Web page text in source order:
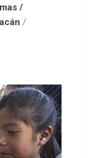
/
/